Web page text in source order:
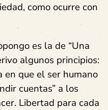
como ocurre con
es la de “Una
algunos principios:
en que el ser humano
cuentas” a los
Libertad para cada